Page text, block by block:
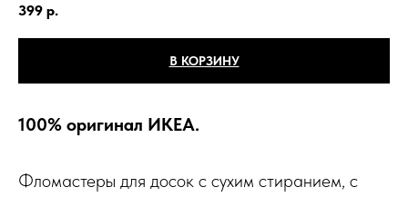
399 р.
В КОРЗИНУ
100% оригинал ИКЕА.
Фломастеры для досок с сухим стиранием, с